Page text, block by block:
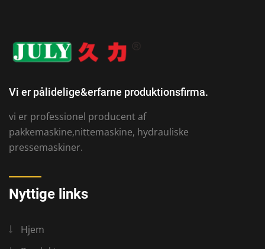
Vi er pålidelige&erfarne produktionsfirma.
vi er professionel producent af
pakkemaskine,nittemaskine, hydrauliske
pressemaskiner.
Nyttige links
Hjem